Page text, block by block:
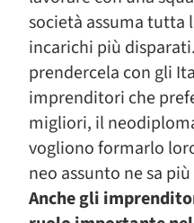
società assuma tutta
incarichi più
prendercela con gli
imprenditori che
migliori, il
vogliono formarlo
neo assunto ne sa
Anche gli